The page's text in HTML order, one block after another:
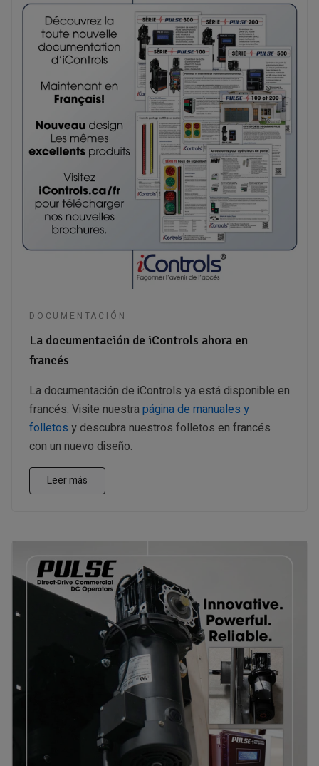
DOCUMENTACIÓN
La documentación de iControls ahora en
francés
La documentación de iControls ya está disponible en
francés. Visite nuestrapágina de manuales y
folletos y descubra nuestros folletos en francés
con un nuevo diseño.
Leer más